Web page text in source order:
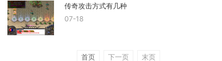
传奇攻击方式有几种
07-18
首页 下一页 末页